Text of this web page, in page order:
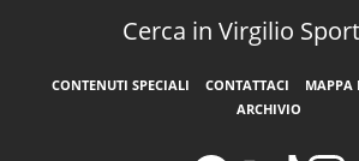
Cerca in Virgilio
CONTENUTI SPECIALI CONTATTACI MAPPA
ARCHIVIO